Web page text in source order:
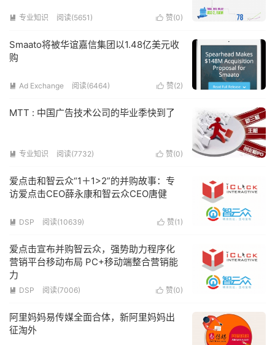
 赞(0)
 专业知识 阅读(5651)
Smaato将被华谊嘉信集团以1.48亿美元收
购
 赞(2)
 Ad Exchange 阅读(6464)
MTT : 中国广告技术公司的毕业季快到了
 赞(0)
 专业知识 阅读(7732)
爱点击和智云众“1＋1>2”的并购故事：专
访爱点击CEO薛永康和智云众CEO唐健
 赞(1 )
 DSP 阅读(10639)
爱点击宣布并购智云众，强势助力程序化
营销平台移动布局 PC+移动端整合营销能
力
 赞(0)
 DSP 阅读(7006)
阿里妈妈易传媒全面合体，新阿里妈妈出
征淘外